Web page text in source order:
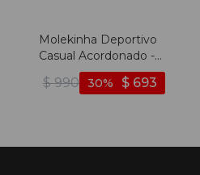
Molekinha Deportivo
Casual Acordonado -
$ 990 $ 693
30